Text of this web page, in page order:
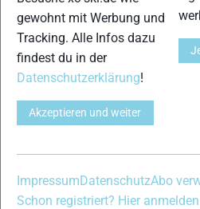
gewohnt mit Werbung und
Tracking. Alle Infos dazu
findest du in der
Datenschutzerklärung!
Akzeptieren und weiter
ImpressumDatenschutzAbo
Schon registriert? Hier anmelden